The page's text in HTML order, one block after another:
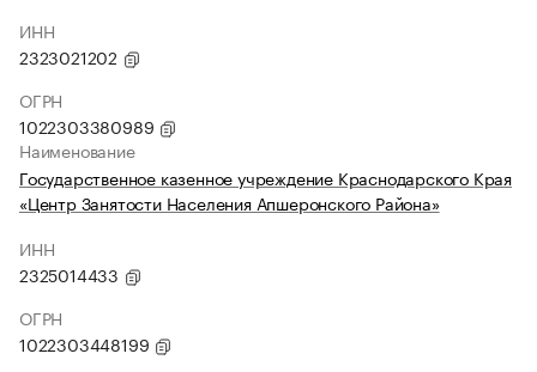
ИНН
2323021202
ОГРН
1022303380989
Наименование
Государственное казенное учреждение Краснодарского Края
«Центр Занятости Населения Апшеронского Района»
ИНН
2325014433
ОГРН
1022303448199